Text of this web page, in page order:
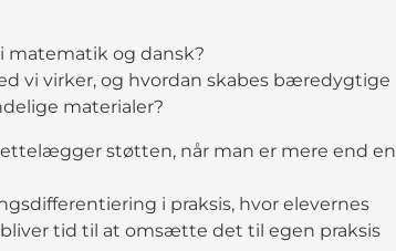
matematik og dansk?
vi virker, og hvordan skabes bæredygtige
materialer?
støtten, når man er mere end en
i praksis, hvor elevernes
tid til at omsætte det til egen praksis